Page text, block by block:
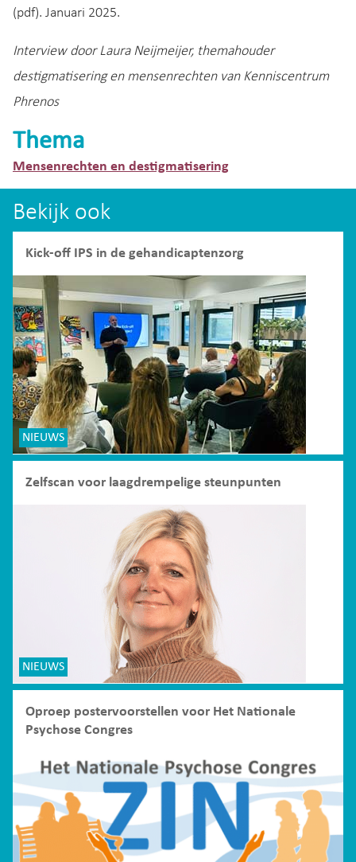
(pdf). Januari 2025.
Interview door Laura Neijmeijer, themahouder
destigmatisering en mensenrechten van Kenniscentrum
Phrenos
Thema
Mensenrechten en destigmatisering
Bekijk ook
Kick-off IPS in de gehandicaptenzorg
NIEUWS
Zelfscan voor laagdrempelige steunpunten
NIEUWS
Oproep postervoorstellen voor Het Nationale
Psychose Congres